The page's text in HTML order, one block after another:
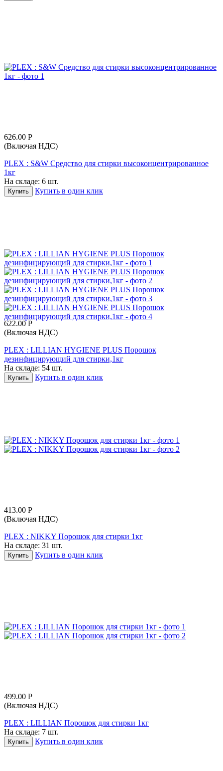
626.00 Р
(Включая НДС)
PLEX : S&W Средство для стирки высоконцентрированное
1кг
На складе: 6 шт.
Купить Купить в один клик
622.00 Р
(Включая НДС)
PLEX : LILLIAN HYGIENE PLUS Порошок
дезинфицирующий для стирки,1кг
На складе: 54 шт.
Купить Купить в один клик
413.00 Р
(Включая НДС)
PLEX : NIKKY Порошок для стирки 1кг
На складе: 31 шт.
Купить Купить в один клик
499.00 Р
(Включая НДС)
PLEX : LILLIAN Порошок для стирки 1кг
На складе: 7 шт.
Купить Купить в один клик